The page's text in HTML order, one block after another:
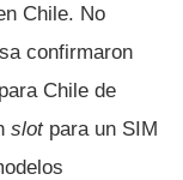
Chile. No
confirmaron
Chile de
slotpara un SIM